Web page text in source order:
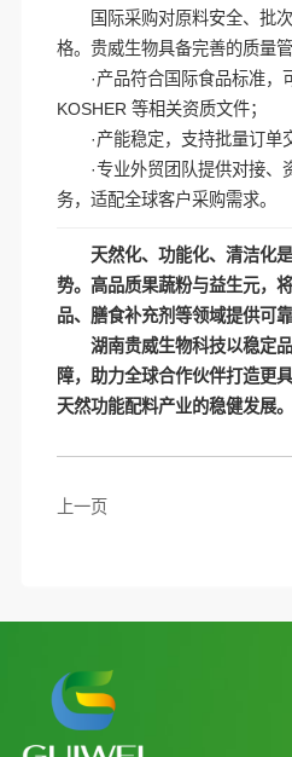
国际采购对原料安全、批
格。贵威生物具备完善的质量管
·产品符合国际食品标准，
KOSHER 等相关资质文件；
·产能稳定，支持批量订单
·专业外贸团队提供对接、
务，适配全球客户采购需求。
天然化、功能化、清洁化
势。高品质果蔬粉与益生元，
品、膳食补充剂等领域提供可靠
湖南贵威生物科技以稳定
障，助力全球合作伙伴打造更
天然功能配料产业的稳健发展。
上一页